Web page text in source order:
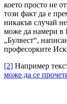
което просто не
този факт да е
никакъв случай
може да намери в
„Булвест“,
професорките
[2] Например
може да се